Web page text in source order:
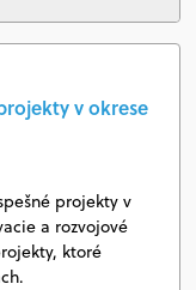
v okrese
projekty v
a rozvojové
ktoré